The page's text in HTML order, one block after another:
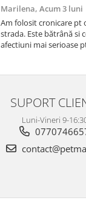
Marilena, Acum 3 luni
Am folosit cronicare pt
strada. Este bătrână si
afectiuni mai serioase
cred ca se simte ma...
SUPORT
Luni-Vineri 9-